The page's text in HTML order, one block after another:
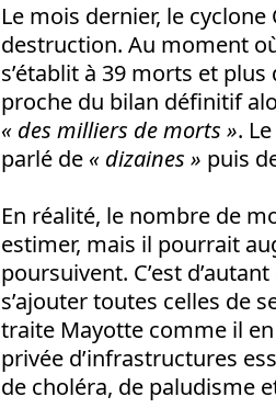
Le mois dernier, le
destruction. Au moment
s’établit à 39 morts et
proche du bilan définitif
« des milliers de morts ».
parlé de « dizaines » puis
En réalité, le nombre de
estimer, mais il pourrait
poursuivent. C’est
s’ajouter toutes celles de
traite Mayotte comme il en
privée d’infrastructures
de choléra, de paludisme